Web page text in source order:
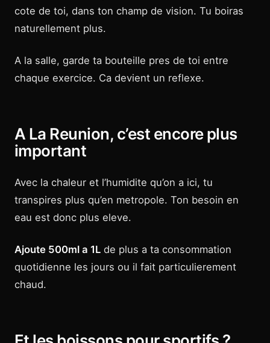
cote de toi, dans ton champ de vision. Tu boiras
naturellement plus.
A la salle, garde ta bouteille pres de toi entre
chaque exercice. Ca devient un reflexe.
A La Reunion, c’est encore plus
important
Avec la chaleur et l’humidite qu’on a ici, tu
transpires plus qu’en metropole. Ton besoin en
eau est donc plus eleve.
Ajoute 500ml a 1L de plus a ta consommation
quotidienne les jours ou il fait particulierement
chaud.